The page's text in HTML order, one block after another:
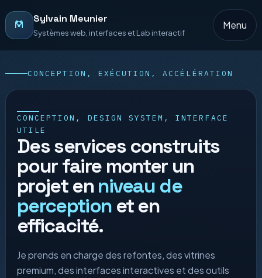
Sylvain Meunier
Systèmes web, interfaces et Lab interactif
Menu
Accueil
Lab
Partenaires
Contact
CONCEPTION, EXÉCUTION, ACCÉLÉRATION
CONCEPTION, DESIGN SYSTEM, INTERFACE
UTILE
Des services construits
pour faire monter un
projet enniveau de
perceptionet en
efficacité.
Je prends en charge des refontes, des vitrines
premium, des interfaces interactives et des outils